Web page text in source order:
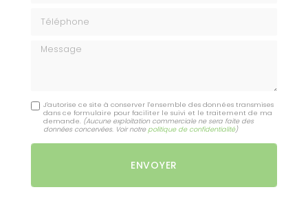
Message
J'autorise ce site à conserver l'ensemble des données transmises
dans ce formulaire pour faciliter le suivi et le traitement de ma
demande. (Aucune exploitation commerciale ne sera faite des
données concervées. Voir notre politique de confidentialité)